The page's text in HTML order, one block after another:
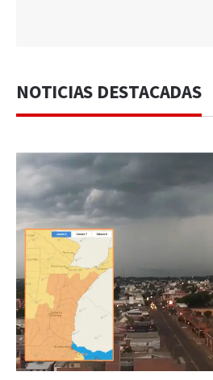
NOTICIAS DESTACADAS